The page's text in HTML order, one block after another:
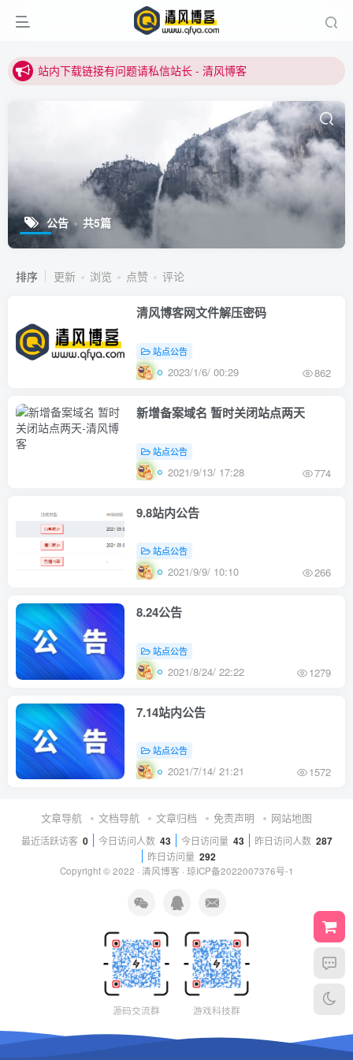
站内下载链接有问题请私信站长 - 清风博客
站内下载链接有问题请私信站长 - 清风博客
公告 共5篇
排序 更新 浏览 点赞 评论
清风博客网文件解压密码
站点公告
2023/1/6/ 00:29 862
新增备案域名 暂时关闭站点两天
站点公告
2021/9/13/ 17:28 774
9.8站内公告
站点公告
2021/9/9/ 10:10 266
8.24公告
站点公告
2021/8/24/ 22:22 1279
7.14站内公告
站点公告
2021/7/14/ 21:21 1572
文章导航 文档导航 文章归档 免责声明 网站地图
最近活跃访客 0 今日访问人数 43 今日访问量 43 昨日访问人数 287
昨日访问量 292
Copyright © 2022 · 清风博客 · 琼ICP备2022007376号-1
源码交流群 游戏科技群